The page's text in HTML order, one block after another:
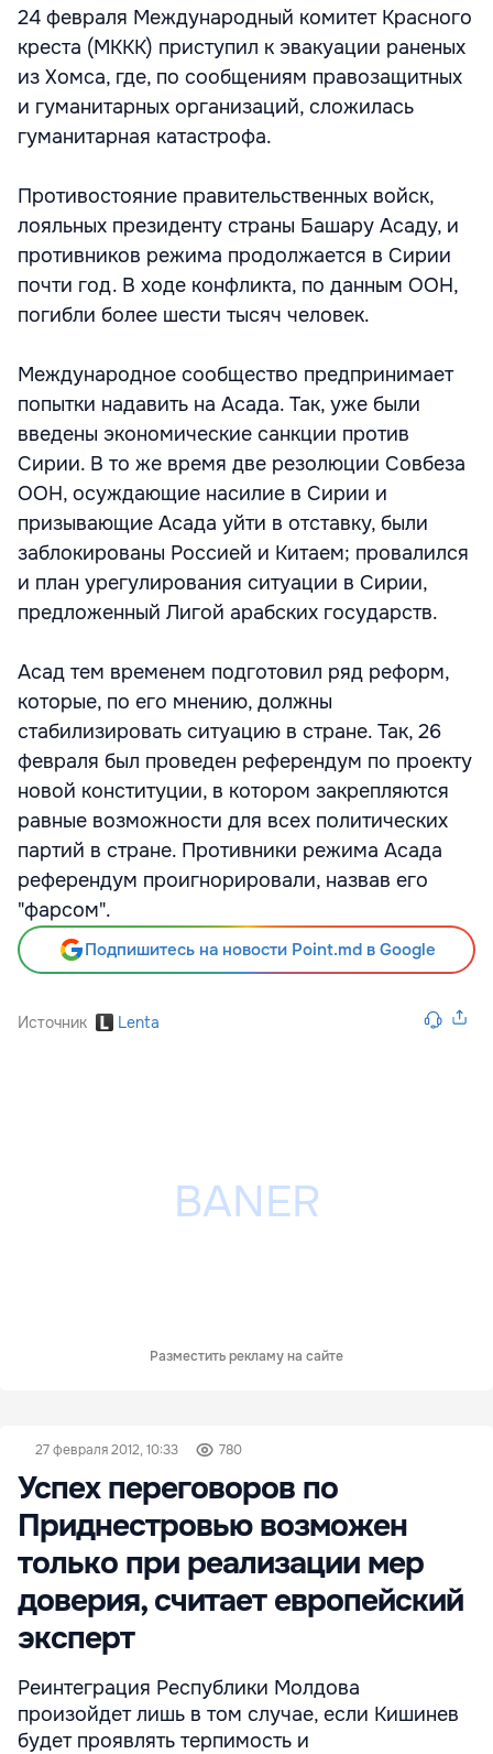
24 февраля Международный комитет Красного
креста (МККК) приступил к эвакуации раненых
из Хомса, где, по сообщениям правозащитных
и гуманитарных организаций, сложилась
гуманитарная катастрофа.
Противостояние правительственных войск,
лояльных президенту страны Башару Асаду, и
противников режима продолжается в Сирии
почти год. В ходе конфликта, по данным ООН,
погибли более шести тысяч человек.
Международное сообщество предпринимает
попытки надавить на Асада. Так, уже были
введены экономические санкции против
Сирии. В то же время две резолюции Совбеза
ООН, осуждающие насилие в Сирии и
призывающие Асада уйти в отставку, были
заблокированы Россией и Китаем; провалился
и план урегулирования ситуации в Сирии,
предложенный Лигой арабских государств.
Асад тем временем подготовил ряд реформ,
которые, по его мнению, должны
стабилизировать ситуацию в стране. Так, 26
февраля был проведен референдум по проекту
новой конституции, в котором закрепляются
равные возможности для всех политических
партий в стране. Противники режима Асада
референдум проигнорировали, назвав его
"фарсом".
Подпишитесь на новости Point.md в Google
Источник Lenta
Разместить рекламу на сайте
27 февраля 2012, 10:33 780
Успех переговоров по
Приднестровью возможен
только при реализации мер
доверия, считает европейский
эксперт
Реинтеграция Республики Молдова
произойдет лишь в том случае, если Кишинев
будет проявлять терпимость и